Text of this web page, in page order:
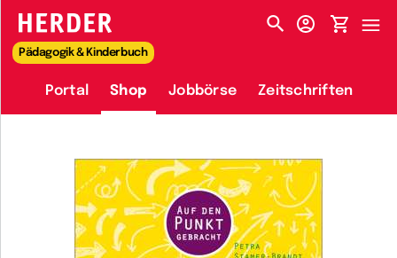
HERDER-MENÜ
Pädagogik & Kinderbuch
Portal Shop Jobbörse Zeitschriften